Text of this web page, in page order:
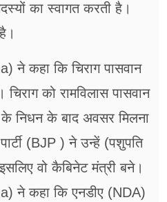
का स्वागत करती है।
ने कहा कि चिराग पासवान
को रामविलास पासवान
निधन के बाद अवसर मिलना
(BJP ) ने उन्हें (पशुपति
वो कैबिनेट मंत्री बने।
ने कहा कि एनडीए (NDA)